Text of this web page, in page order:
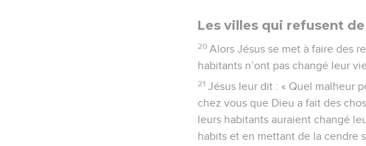
Les villes qui refusent
20 Alors Jésus se met à faire des
habitants n’ont pas changé leur
21 Jésus leur dit : « Quel malheur
chez vous que Dieu a fait des
leurs habitants auraient changé
habits et en mettant de la cendre